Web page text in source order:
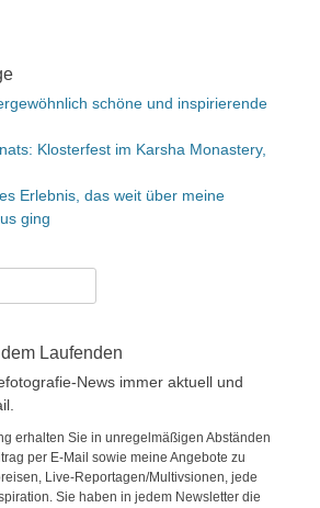
schöne und inspirierende
Klosterfest im Karsha Monastery,
Erlebnis, das weit über meine
ging
Laufenden
News immer aktuell und
erhalten Sie in unregelmäßigen Abständen
per E-Mail sowie meine Angebote zu
Live-Reportagen/Multivsionen, jede
Sie haben in jedem Newsletter die